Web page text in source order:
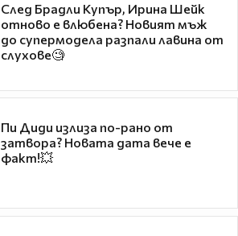
След Брадли Купър, Ирина Шейк
отново е влюбена? Новият мъж
до супермодела разпали лавина от
слухове🧐
Пи Диди излиза по-рано от
затвора? Новата дата вече е
факт!💥